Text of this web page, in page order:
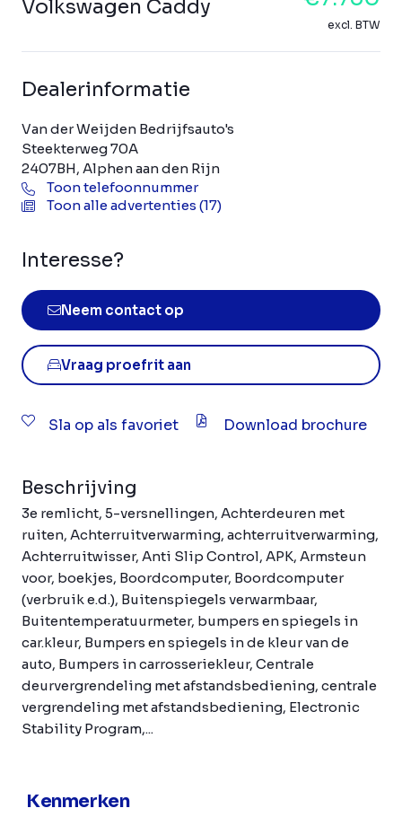
Volkswagen Caddy
excl. BTW
Dealerinformatie
Van der Weijden Bedrijfsauto's
Steekterweg 70A
2407BH, Alphen aan den Rijn
Toon telefoonnummer
Toon alle advertenties (17)
Interesse?
Neem contact op
Vraag proefrit aan
Sla op als favoriet Download brochure
Beschrijving
3e remlicht, 5-versnellingen, Achterdeuren met
ruiten, Achterruitverwarming, achterruitverwarming,
Achterruitwisser, Anti Slip Control, APK, Armsteun
voor, boekjes, Boordcomputer, Boordcomputer
(verbruik e.d.), Buitenspiegels verwarmbaar,
Buitentemperatuurmeter, bumpers en spiegels in
car.kleur, Bumpers en spiegels in de kleur van de
auto, Bumpers in carrosseriekleur, Centrale
deurvergrendeling met afstandsbediening, centrale
vergrendeling met afstandsbediening, Electronic
Stability Program,...
Kenmerken